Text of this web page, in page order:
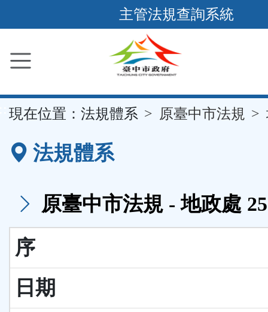
到
要
容
區
主管法規查詢系統
現在位置： 法規體系 原臺中市法規
法規體系
原臺中市法規 - 地政處
序
日期